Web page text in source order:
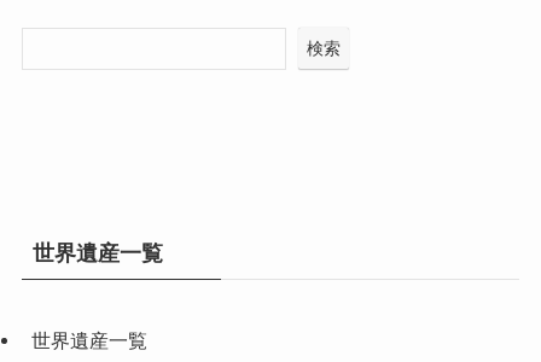
検索
世界遺産一覧
世界遺産一覧